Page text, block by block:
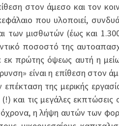
στον άμεσο και τον
που υλοποιεί,
των μισθωτών (έως και
ποσοστό της
πρώτης όψεως αυτή η
είναι η επίθεση στον
της μερικής
και τις μεγάλες εκπτώσεις
η λήψη αυτών των